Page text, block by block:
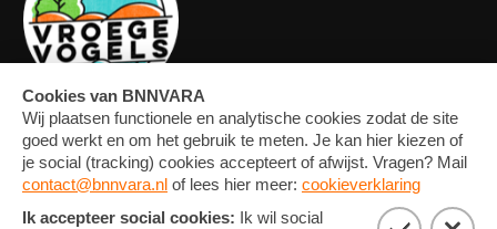
OVERZICHT FORUM